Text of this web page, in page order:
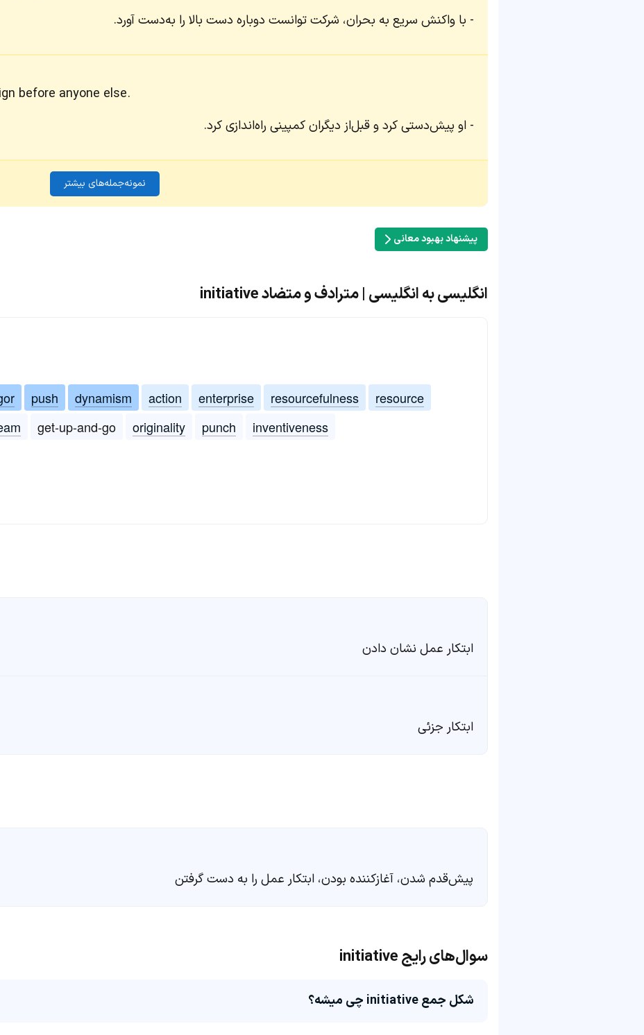
با واکنش سریع به بحران، شرکت توانست دوباره دست بالا را به‌دست آورد.
before anyone else.
او پیش‌دستی کرد و قبل‌از دیگران کمپینی راه‌اندازی کرد.
نمونه‌جمله‌های بیشتر
پیشنهاد بهبود معانی
انگلیسی به انگلیسی | مترادف و متضاد initiative
push dynamism action enterprise resourcefulness
resource
get-up-and-go originality punch inventiveness
ابتکار عمل نشان دادن
ابتکار جزئی
پیش‌قدم شدن، آغازکننده بودن، ابتکار عمل را به دست گرفتن
سوال‌های رایج initiative
شکل جمع initiative چی میشه؟